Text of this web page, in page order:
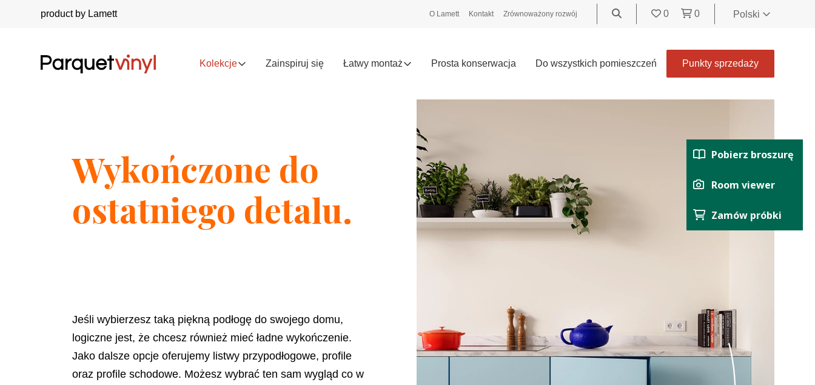
product by Lamett O Lamett Kontakt Zrównoważony rozwój 0 0
Polski
United
Kingdom
Nederland
Français
Italiano
Svenska
Kolekcje Zainspiruj się Łatwy montaż Prosta konserwacja Do wszystkich pomieszczeń Punkty sprzedaży
Wykończone do
ostatniego detalu.
Jeśli wybierzesz taką piękną podłogę do swojego domu,
logiczne jest, że chcesz również mieć ładne wykończenie.
Jako dalsze opcje oferujemy listwy przypodłogowe, proﬁle
oraz proﬁle schodowe. Możesz wybrać ten sam wygląd co w
Pobierz broszurę
Room viewer
Zamów próbki